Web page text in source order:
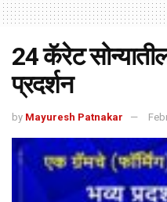
24 कॅरेट
प्रदर्शन
by Mayuresh Patnakar